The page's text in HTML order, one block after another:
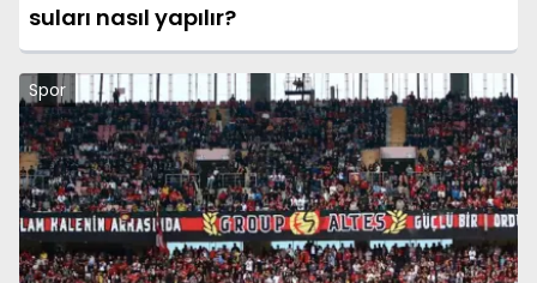
suları nasıl yapılır?
Spor